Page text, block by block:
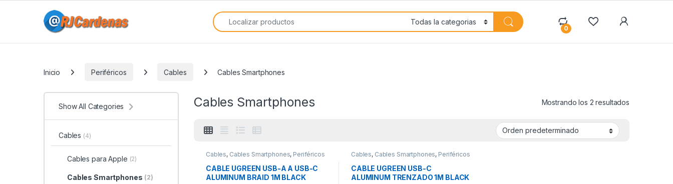
Search for:
0
Inicio Periféricos Cables Cables Smartphones
Cables Smartphones Mostrando los 2 resultados
Cables, Cables Smartphones, Periféricos
CABLE UGREEN USB-A A USB-C
ALUMINUM BRAID 1M BLACK
Cables, Cables Smartphones, Periféricos
CABLE UGREEN USB-C
ALUMINUM TRENZADO 1M BLACK
Show All Categories
Cables (4)
Cables para Apple (2)
Cables Smartphones (2)